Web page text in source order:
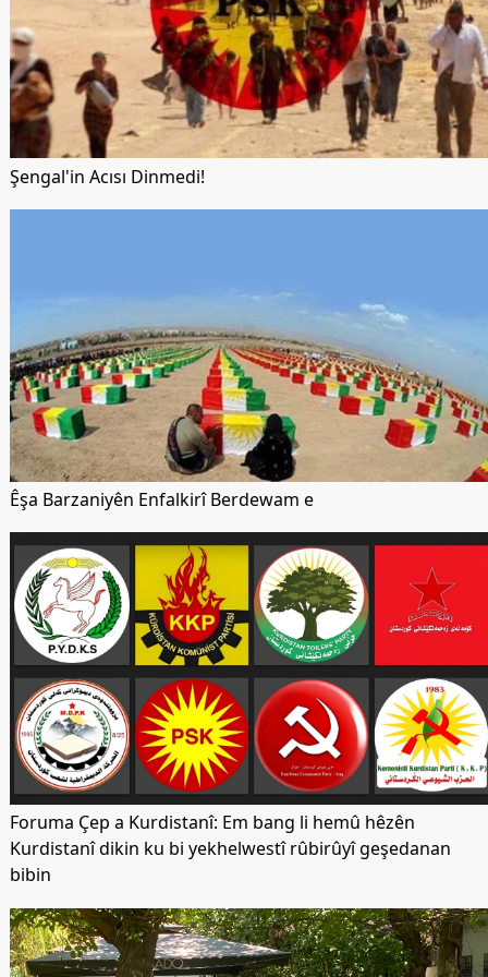
Şengal'in Acısı Dinmedi!
Êşa Barzaniyên Enfalkirî Berdewam e
Foruma Çep a Kurdistanî: Em bang li hemû hêzên
Kurdistanî dikin ku bi yekhelwestî rûbirûyî geşedanan
bibin